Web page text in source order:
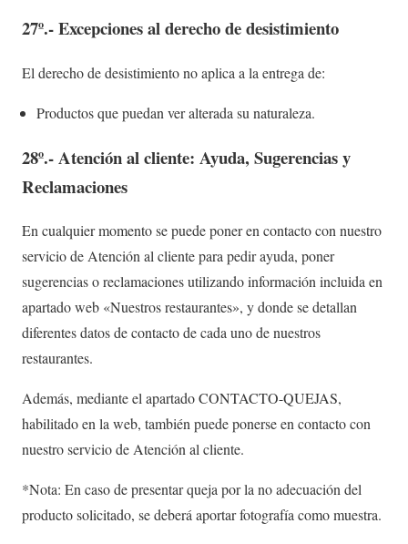
27º.- Excepciones al derecho de desistimiento
El derecho de desistimiento no aplica a la entrega de:
Productos que puedan ver alterada su naturaleza.
28º.- Atención al cliente: Ayuda, Sugerencias y
Reclamaciones
En cualquier momento se puede poner en contacto con nuestro
servicio de Atención al cliente para pedir ayuda, poner
sugerencias o reclamaciones utilizando información incluida en
apartado web «Nuestros restaurantes», y donde se detallan
diferentes datos de contacto de cada uno de nuestros
restaurantes.
Además, mediante el apartado CONTACTO-QUEJAS,
habilitado en la web, también puede ponerse en contacto con
nuestro servicio de Atención al cliente.
*Nota: En caso de presentar queja por la no adecuación del
producto solicitado, se deberá aportar fotografía como muestra.